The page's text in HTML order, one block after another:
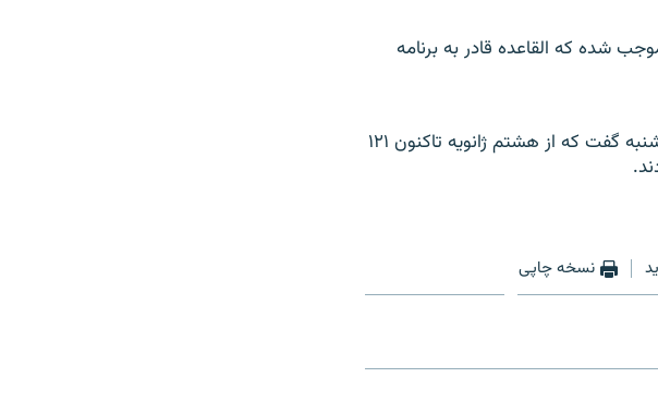
شده که القاعده قادر به برنامه
درياسالار کرگ اسميت، سخنگوی ارتش آمريکا در عراق، روز يکشنبه گفت که از هشتم ژانويه تاکنون ۱۲۱
نسخه چاپی